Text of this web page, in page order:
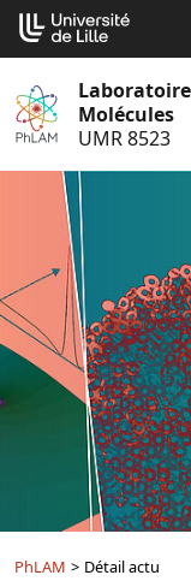
Aller
au
contenu
Molécules
UMR 8523
PhLAM > Détail actu
Cookies management